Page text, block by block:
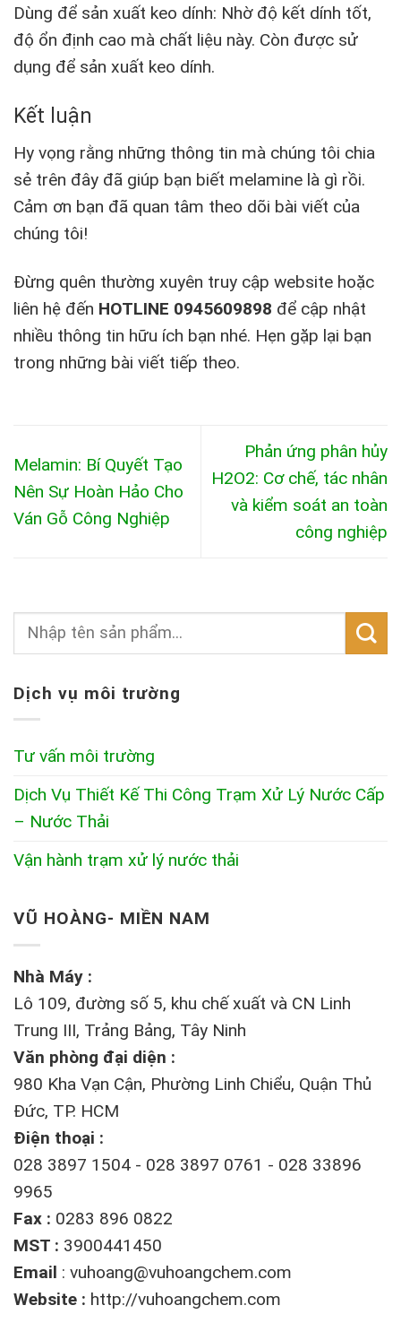
Dùng để sản xuất keo dính: Nhờ độ kết dính tốt,
độ ổn định cao mà chất liệu này. Còn được sử
dụng để sản xuất keo dính.
Kết luận
Hy vọng rằng những thông tin mà chúng tôi chia
sẻ trên đây đã giúp bạn biết melamine là gì rồi.
Cảm ơn bạn đã quan tâm theo dõi bài viết của
chúng tôi!
Đừng quên thường xuyên truy cập website hoặc
liên hệ đến HOTLINE 0945609898 để cập nhật
nhiều thông tin hữu ích bạn nhé. Hẹn gặp lại bạn
trong những bài viết tiếp theo.
Melamin: Bí Quyết Tạo
Nên Sự Hoàn Hảo Cho
Ván Gỗ Công Nghiệp
Phản ứng phân hủy
H2O2: Cơ chế, tác nhân
và kiểm soát an toàn
công nghiệp
Dịch vụ môi trường
Tư vấn môi trường
Dịch Vụ Thiết Kế Thi Công Trạm Xử Lý Nước Cấp
– Nước Thải
Vận hành trạm xử lý nước thải
VŨ HOÀNG- MIỀN NAM
Nhà Máy :
Lô 109, đường số 5, khu chế xuất và CN Linh
Trung III, Trảng Bảng, Tây Ninh
Văn phòng đại diện :
980 Kha Vạn Cận, Phường Linh Chiểu, Quận Thủ
Đức, TP. HCM
Điện thoại :
028 3897 1504 - 028 3897 0761 - 028 33896
9965
Fax : 0283 896 0822
MST : 3900441450
Email : vuhoang@vuhoangchem.com
Website : http://vuhoangchem.com